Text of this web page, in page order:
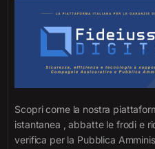
Scopri come la nostra
istantanea , abbatte le frodi e
verifica per la Pubblica